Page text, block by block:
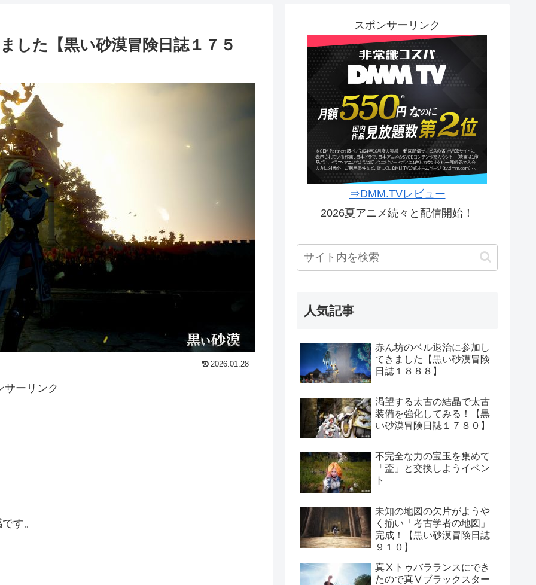
した【黒い砂漠冒険日誌１７５
2026.01.28
サーリンク
す。
スポンサーリンク
⇒DMM.TVレビュー
2026夏アニメ続々と配信開始！
人気記事
赤ん坊のベル退治に参加し
てきました【黒い砂漠冒険
日誌１８８８】
渇望する太古の結晶で太古
装備を強化してみる！【黒
い砂漠冒険日誌１７８０】
不完全な力の宝玉を集めて
「盃」と交換しようイベン
ト
未知の地図の欠片がようや
く揃い「考古学者の地図」
完成！【黒い砂漠冒険日誌
９１０】
真Ⅹトゥバラランスにでき
たので真Ⅴブラックスター